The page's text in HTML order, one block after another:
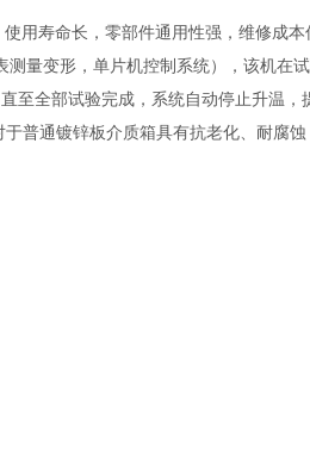
用寿命长，零部件通用性强，维修成本
量变形，单片机控制系统），该机在
全部试验完成，系统自动停止升温，
普通镀锌板介质箱具有抗老化、耐腐蚀